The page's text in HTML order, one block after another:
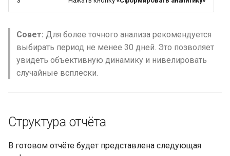
Совет: Для более точного анализа рекомендуется
выбирать период не менее 30 дней. Это позволяет
увидеть объективную динамику и нивелировать
случайные всплески.
Структура отчёта
В готовом отчёте будет представлена следующая